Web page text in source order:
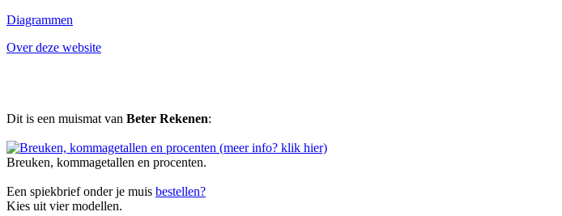
Diagrammen
Over deze website
Dit is een muismat van Beter Rekenen:
Breuken, kommagetallen en procenten.
Een spiekbrief onder je muis bestellen?
Kies uit vier modellen.